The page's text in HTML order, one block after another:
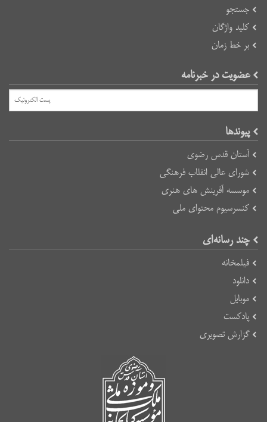
جستجو
کلید واژگان
بر خط زمان
عضویت در خبرنامه
پیوند‌ها
آستان قدس رضوی
شورای عالی انقلاب فرهنگی
موسسه آفرینش های هنری
کنسرسیوم محتوای ملی
چند رسانه‌ای
فیلمخانه
دانلود
موبایل
پادکست
گزارش تصویری